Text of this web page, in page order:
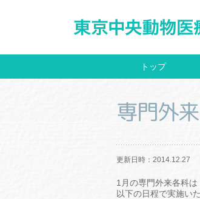
トップ
専門外
更新日時：2014.12.27
1月の専門外来各科は
以下の日程で実施い